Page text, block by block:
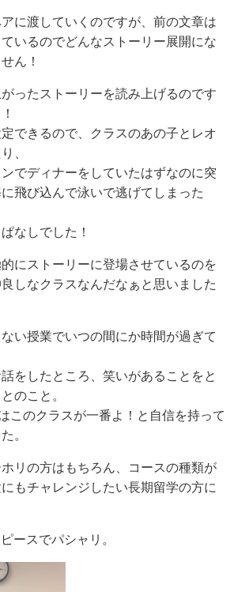
に渡していくのですが、前の文章は
いるのでどんなストーリー展開にな
ん！
ったストーリーを読み上げるのです
できるので、クラスのあの子とレオ
、
でディナーをしていたはずなのに突
飛び込んで泳いで逃げてしまった
なしでした！
にストーリーに登場させているのを
しなクラスなんだなぁと思いました
い授業でいつの間にか時間が過ぎて
をしたところ、笑いがあることをと
のこと。
このクラスが一番よ！と自信を持って
。
リの方はもちろん、コースの種類が
もチャレンジしたい長期留学の方に
ースでパシャリ。